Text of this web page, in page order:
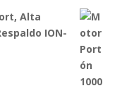
Alta
ION-